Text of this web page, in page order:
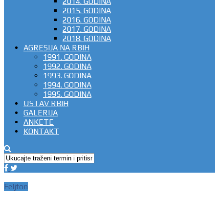
2015. GODINA
2016. GODINA
2017. GODINA
2018. GODINA
AGRESIJA NA RBIH
1991. GODINA
1992. GODINA
1993. GODINA
1994. GODINA
1995. GODINA
USTAV RBIH
GALERIJA
ANKETE
KONTAKT
Feljton